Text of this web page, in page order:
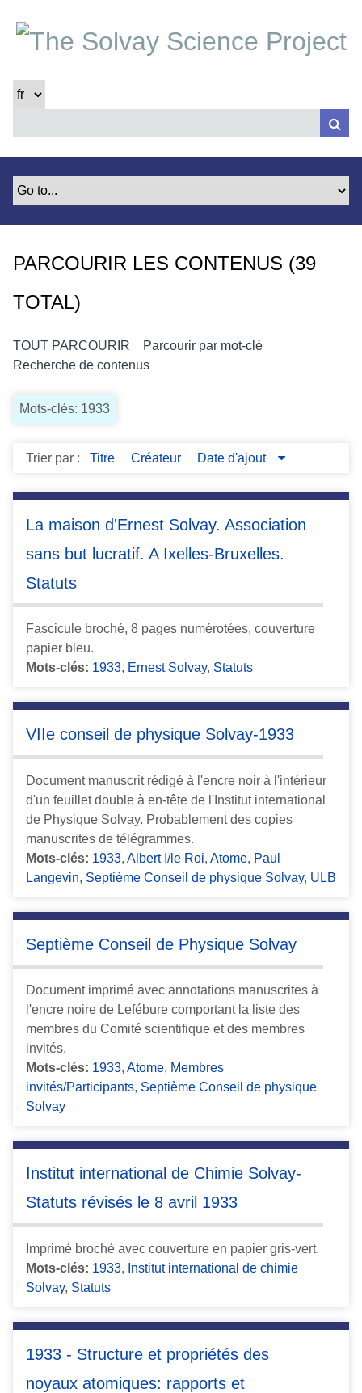
t
PARCOURIR LES CONTENUS (39
TOTAL)
TOUT PARCOURIR
Parcourir par mot-clé
Recherche de contenus
Mots-clés: 1933
Trier par : Titre Créateur Date d'ajout
La maison d'Ernest Solvay. Association
sans but lucratif. A Ixelles-Bruxelles.
Statuts
Fascicule broché, 8 pages numérotées, couverture
papier bleu.
Mots-clés: 1933, Ernest Solvay, Statuts
VIIe conseil de physique Solvay-1933
Document manuscrit rédigé à l'encre noir à l'intérieur
d'un feuillet double à en-tête de l'Institut international
de Physique Solvay. Probablement des copies
manuscrites de télégrammes.
Mots-clés: 1933, Albert I/le Roi, Atome, Paul
Langevin, Septième Conseil de physique Solvay, ULB
Septième Conseil de Physique Solvay
Document imprimé avec annotations manuscrites à
l'encre noire de Lefébure comportant la liste des
membres du Comité scientifique et des membres
invités.
Mots-clés: 1933, Atome, Membres
invités/Participants, Septième Conseil de physique
Solvay
Institut international de Chimie Solvay-
Statuts révisés le 8 avril 1933
Imprimé broché avec couverture en papier gris-vert.
Mots-clés: 1933, Institut international de chimie
Solvay, Statuts
1933 - Structure et propriétés des
noyaux atomiques: rapports et